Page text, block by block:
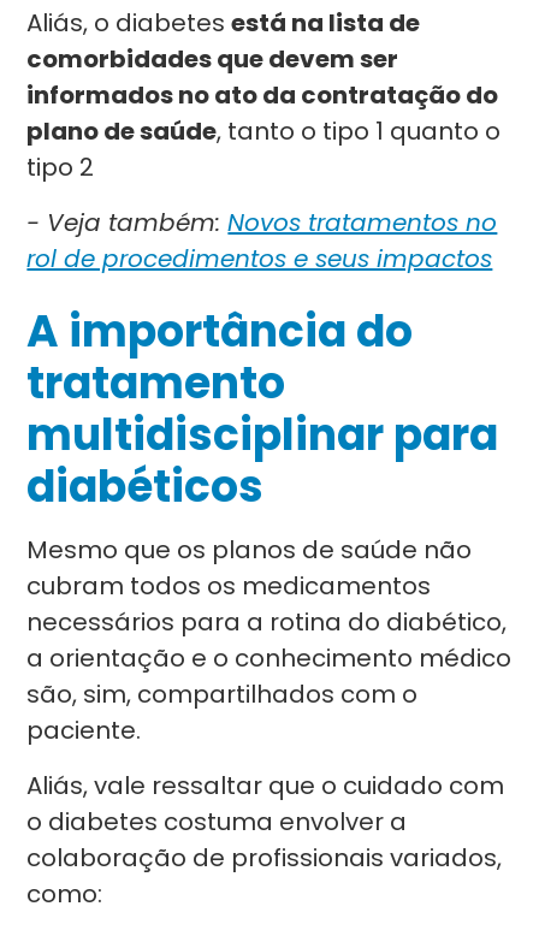
Aliás, o diabetesestá na lista de
comorbidades que devem ser
informados no ato da contratação do
plano de saúde, tanto o tipo 1 quanto o
tipo 2
- Veja também:Novos tratamentos no
rol de procedimentos e seus impactos
A importância do
tratamento
multidisciplinar para
diabéticos
Mesmo que os planos de saúde não
cubram todos os medicamentos
necessários para a rotina do diabético,
a orientação e o conhecimento médico
são, sim, compartilhados com o
paciente.
Aliás, vale ressaltar que o cuidado com
o diabetes costuma envolver a
colaboração de profissionais variados,
como: